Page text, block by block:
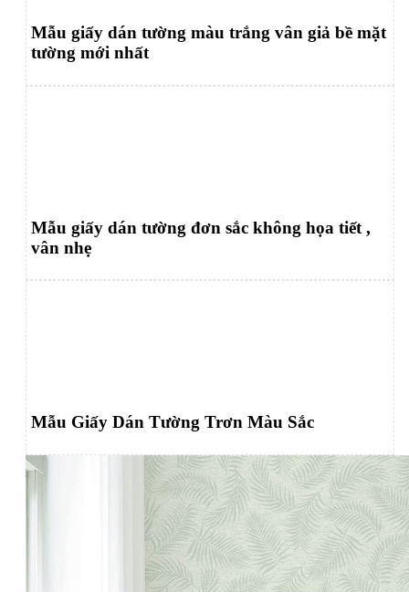
Mẫu giấy dán tường màu trắng vân giả bề mặt
tường mới nhất
Mẫu giấy dán tường đơn sắc không họa tiết ,
vân nhẹ
Mẫu Giấy Dán Tường Trơn Màu Sắc